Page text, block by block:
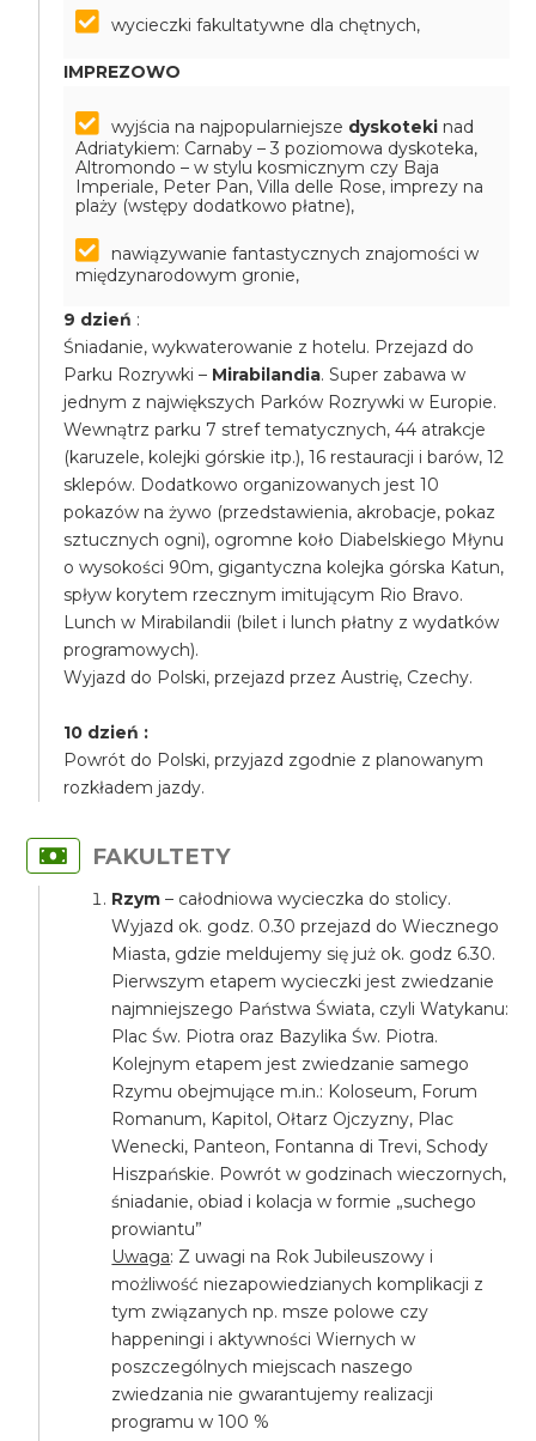
wycieczki fakultatywne dla chętnych,
IMPREZOWO
wyjścia na najpopularniejsze dyskoteki nad
Adriatykiem: Carnaby – 3 poziomowa dyskoteka,
Altromondo – w stylu kosmicznym czy Baja
Imperiale, Peter Pan, Villa delle Rose, imprezy na
plaży (wstępy dodatkowo płatne),
nawiązywanie fantastycznych znajomości w
międzynarodowym gronie,
9 dzień :
Śniadanie, wykwaterowanie z hotelu. Przejazd do
Parku Rozrywki – Mirabilandia. Super zabawa w
jednym z największych Parków Rozrywki w Europie.
Wewnątrz parku 7 stref tematycznych, 44 atrakcje
(karuzele, kolejki górskie itp.), 16 restauracji i barów, 12
sklepów. Dodatkowo organizowanych jest 10
pokazów na żywo (przedstawienia, akrobacje, pokaz
sztucznych ogni), ogromne koło Diabelskiego Młynu
o wysokości 90m, gigantyczna kolejka górska Katun,
spływ korytem rzecznym imitującym Rio Bravo.
Lunch w Mirabilandii (bilet i lunch płatny z wydatków
programowych).
Wyjazd do Polski, przejazd przez Austrię, Czechy.
10 dzień :
Powrót do Polski, przyjazd zgodnie z planowanym
rozkładem jazdy.
FAKULTETY
Rzym– całodniowa wycieczka do stolicy.
Wyjazd ok. godz. 0.30 przejazd do Wiecznego
Miasta, gdzie meldujemy się już ok. godz 6.30.
Pierwszym etapem wycieczki jest zwiedzanie
najmniejszego Państwa Świata, czyli Watykanu:
Plac Św. Piotra oraz Bazylika Św. Piotra.
Kolejnym etapem jest zwiedzanie samego
Rzymu obejmujące m.in.: Koloseum, Forum
Romanum, Kapitol, Ołtarz Ojczyzny, Plac
Wenecki, Panteon, Fontanna di Trevi, Schody
Hiszpańskie. Powrót w godzinach wieczornych,
śniadanie, obiad i kolacja w formie „suchego
prowiantu”
Uwaga: Z uwagi na Rok Jubileuszowy i
możliwość niezapowiedzianych komplikacji z
tym związanych np. msze polowe czy
happeningi i aktywności Wiernych w
poszczególnych miejscach naszego
zwiedzania nie gwarantujemy realizacji
programu w 100 %